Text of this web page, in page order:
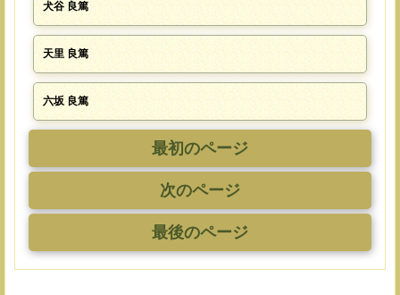
犬谷 良篤
天里 良篤
六坂 良篤
最初のページ
次のページ
最後のページ